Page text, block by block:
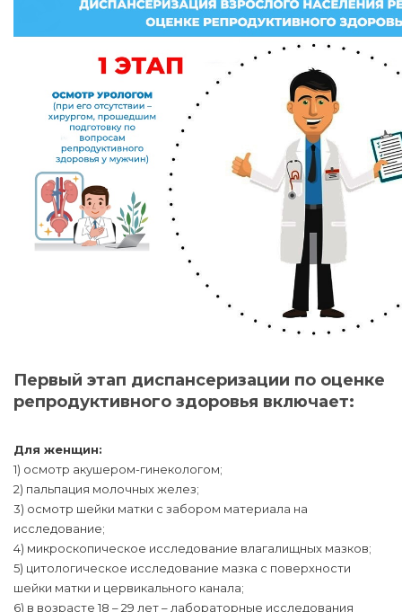
Первый этап диспансеризации по оценке
репродуктивного здоровья включает:
Для женщин:
1) осмотр акушером-гинекологом;
2) пальпация молочных желез;
3) осмотр шейки матки с забором материала на
исследование;
4) микроскопическое исследование влагалищных мазков;
5) цитологическое исследование мазка с поверхности
шейки матки и цервикального канала;
6) в возрасте 18 – 29 лет – лабораторные исследования